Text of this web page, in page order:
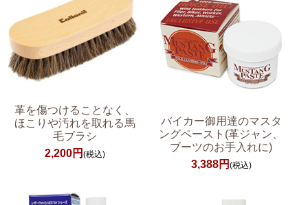
革を傷つけることなく、
ほこりや汚れを取れる馬
毛ブラシ
2,200円(税込)
バイカー御用達のマスタ
ングペースト(革ジャン、
ブーツのお手入れに)
3,388円 (税込)